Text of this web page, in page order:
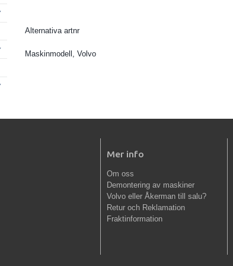
Alternativa artnr
Maskinmodell, Volvo
Mer info
Om oss
Demontering av maskiner
Volvo eller Åkerman till salu?
Retur och Reklamation
Fraktinformation